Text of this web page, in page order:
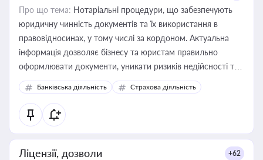
Про що тема: Нотаріальні процедури, що забезпечують
юридичну чинність документів та їх використання в
правовідносинах, у тому числі за кордоном. Актуальна
інформація дозволяє бізнесу та юристам правильно
оформлювати документи, уникати ризиків недійсності та
забезпечувати їх належне прийняття органами влади та
контрагентами
Банківська діяльність Страхова діяльність
Ліцензії, дозволи +62